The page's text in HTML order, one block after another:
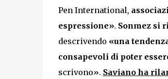
Pen International,
espressione». Sonmez si
descrivendo «una
consapevoli di poter
scrivono». Saviano ha